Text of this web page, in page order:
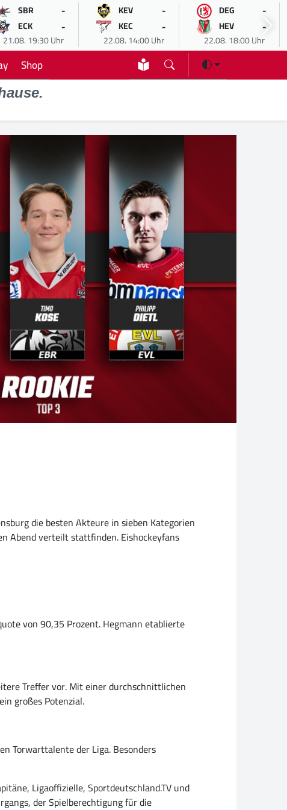
SBR -
ECK -
21.08. 19:30 Uhr
KEV -
KEC -
22.08. 14:00 Uhr
DEG -
HEV -
22.08. 18:00 Uhr
Shop
die besten Akteure in sieben Kategorien
Abend verteilt stattfinden. Eishockeyfans
von 90,35 Prozent. Hegmann etablierte
Treffer vor. Mit einer durchschnittlichen
großes Potenzial.
Torwarttalente der Liga. Besonders
Ligaoffizielle, Sportdeutschland.TV und
der Spielberechtigung für die